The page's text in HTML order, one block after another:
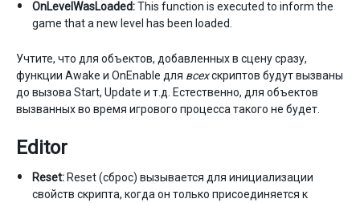
OnLevelWasLoaded:This function is executed to inform the
game that a new level has been loaded.
Учтите, что для объектов, добавленных в сцену сразу,
функции Awake и OnEnable для всехскриптов будут вызваны
до вызова Start, Update и т.д. Естественно, для объектов
вызванных во время игрового процесса такого не будет.
Editor
Reset: Reset (сброс) вызывается для инициализации
свойств скрипта, когда он только присоединяется к